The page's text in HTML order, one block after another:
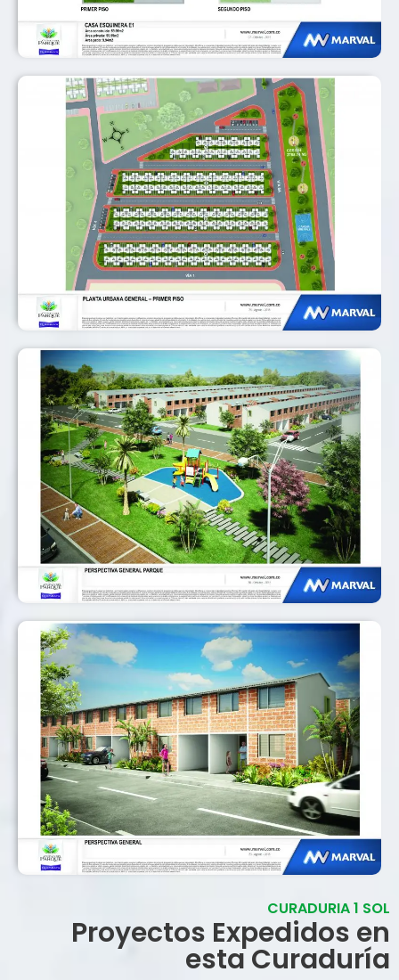
CURADURIA 1 SOL
Proyectos Expedidos en
esta Curaduría